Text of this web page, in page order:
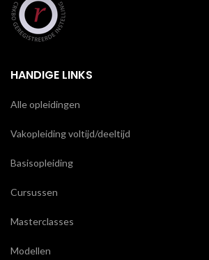
HANDIGE LINKS
Alle opleidingen
Vakopleiding voltijd/deeltijd
Basisopleiding
Cursussen
Masterclasses
Modellen